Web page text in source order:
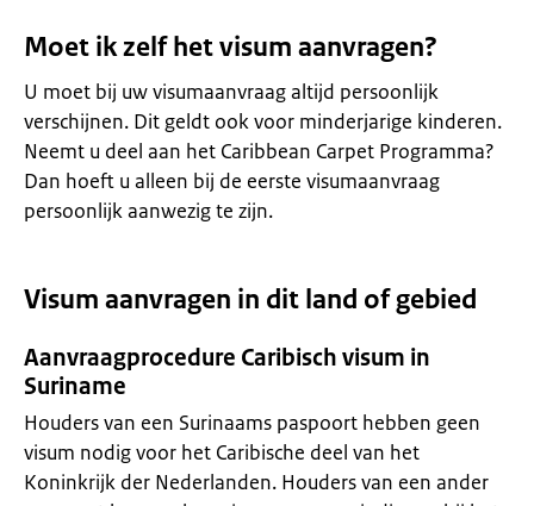
Moet ik zelf het visum aanvragen?
U moet bij uw visumaanvraag altijd persoonlijk
verschijnen. Dit geldt ook voor minderjarige kinderen.
Neemt u deel aan het Caribbean Carpet Programma?
Dan hoeft u alleen bij de eerste visumaanvraag
persoonlijk aanwezig te zijn.
Visum aanvragen in dit land of gebied
Aanvraagprocedure Caribisch visum in
Suriname
Houders van een Surinaams paspoort hebben geen
visum nodig voor het Caribische deel van het
Koninkrijk der Nederlanden. Houders van een ander